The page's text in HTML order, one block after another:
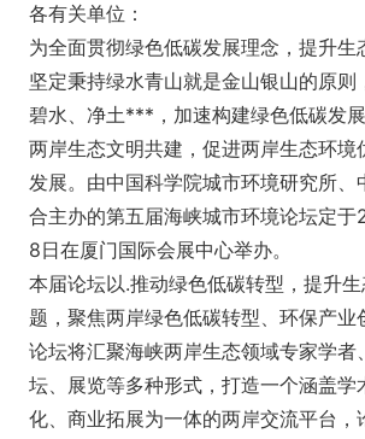
各有关单位：
为全面贯彻绿色低碳发展理念，提升生
坚定秉持绿水青山就是金山银山的原则
碧水、净土***，加速构建绿色低碳发
两岸生态文明共建，促进两岸生态环境
发展。由中国科学院城市环境研究所、
合主办的第五届海峡城市环境论坛定于
8日在厦门国际会展中心举办。
本届论坛以.推动绿色低碳转型，提升
题，聚焦两岸绿色低碳转型、环保产业
论坛将汇聚海峡两岸生态领域专家学者
坛、展览等多种形式，打造一个涵盖学
化、商业拓展为一体的两岸交流平台，